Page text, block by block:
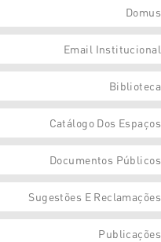
Domus
Email Institucional
Biblioteca
Catálogo Dos Espaços
Documentos Públicos
Sugestões E Reclamações
Publicações